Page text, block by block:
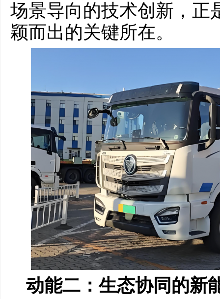
场景导向的技术创新，正
颖而出的关键所在。
动能二：生态协同的新